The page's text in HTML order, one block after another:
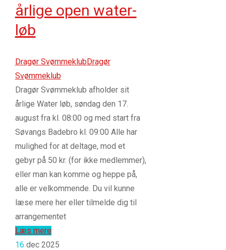
årlige open water-
løb
Dragør SvømmeklubDragør
Svømmeklub
Dragør Svømmeklub afholder sit
årlige Water løb, søndag den 17.
august fra kl. 08:00 og med start fra
Søvangs Badebro kl. 09:00 Alle har
mulighed for at deltage, mod et
gebyr på 50 kr. (for ikke medlemmer),
eller man kan komme og heppe på,
alle er velkommende. Du vil kunne
læse mere her eller tilmelde dig til
arrangementet
Læs mere
16 dec 2025